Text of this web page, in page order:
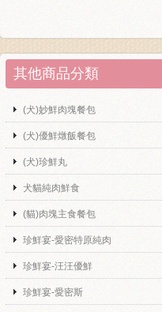
其他商品分類
(犬)妙鮮肉塊餐包
(犬)優鮮燉飯餐包
(犬)珍鮮丸
犬貓純肉鮮食
(貓)肉塊主食餐包
珍鮮宴-愛密特原純肉
珍鮮宴-汪汪優鮮
珍鮮宴-愛密斯